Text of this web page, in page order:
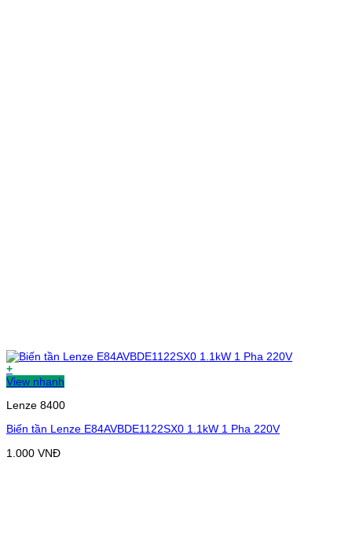
+
View nhanh
Lenze 8400
Biến tần Lenze E84AVBDE1122SX0 1.1kW 1 Pha 220V
1.000 VNĐ